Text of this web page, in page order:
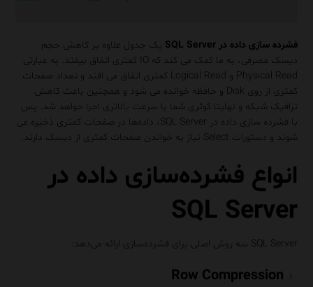
فشرده سازی داده در SQL Server
یک جدول علاوه بر کاهش حجم
دیسک مصرفی، به ما کمک می کند که IO کمتری اتفاق بیفتد. به عبارتی
Physical Read و Logical Read کمتری اتفاق می افتد و تعداد صفحات
کمتری از روی Disk و حافظه خوانده می شود و همچنین باعث کاهش
ترافیک شبکه و نهایتا کوئری شما با سرعت بالاتری اجرا خواهد شد. پس
با فشرده سازی داده در SQL Server، داده‌ها در صفحات کمتری ذخیره می
شوند و دستورات Select نیاز به خواندن صفحات کمتری از دیسک دارند.
انواع فشرده‌سازی داده در
SQL Server
SQL Server سه روش اصلی برای فشرده‌سازی ارائه می‌دهد:
Row Compression